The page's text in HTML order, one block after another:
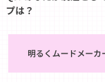
プは？
明るくムードメーカ